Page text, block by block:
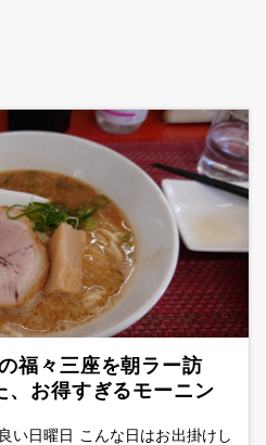
福々三座を朝ラー訪
お得すぎるモーニン
い日曜日 こんな日はお出掛けし